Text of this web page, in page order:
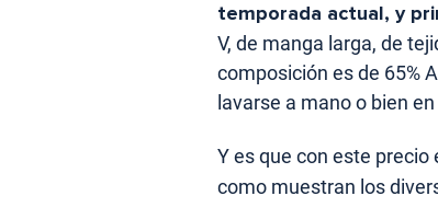
temporada actual, y
V, de manga larga, de
composición es de 65%
lavarse a mano o bien
Y es que con este precio
como muestran los